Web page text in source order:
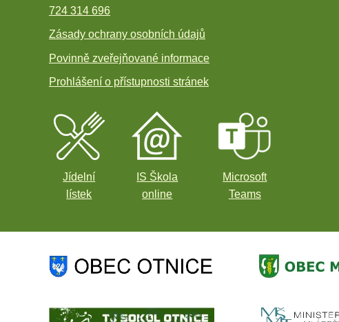
724 314 696
Zásady ochrany osobních údajů
Povinně zveřejňované informace
Prohlášení o přístupnosti stránek
Jídelní
lístek
IS Škola
online
Microsoft
Teams